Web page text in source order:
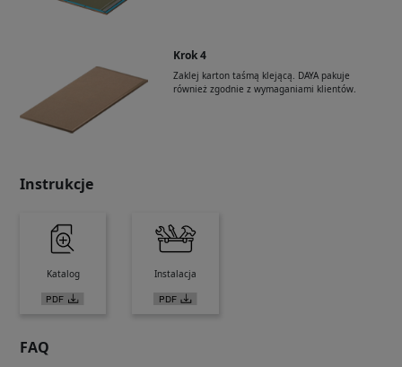
Krok 4
Zaklej karton taśmą klejącą. DAYA pakuje
również zgodnie z wymaganiami klientów.
Instrukcje
Katalog Instalacja
FAQ